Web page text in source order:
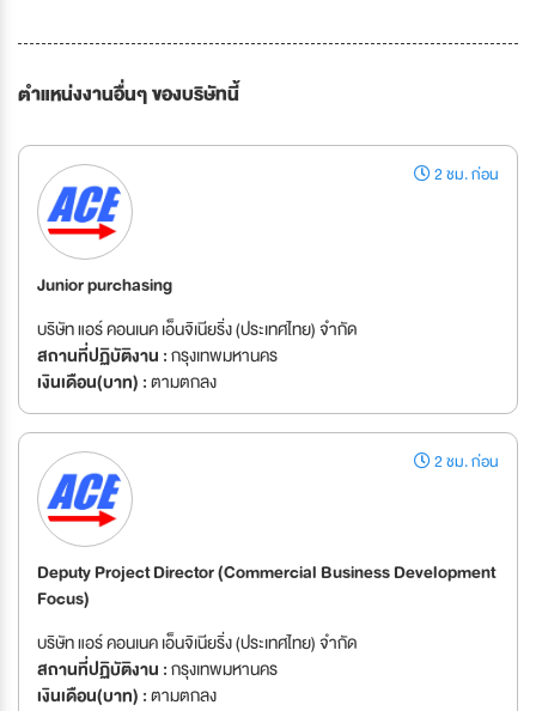
ตำแหน่งงานอื่นๆ ของบริษัทนี้
2 ชม. ก่อน
Junior purchasing
บริษัท แอร์ คอนเนค เอ็นจิเนียริ่ง (ประเทศไทย) จำกัด
สถานที่ปฏิบัติงาน :กรุงเทพมหานคร
เงินเดือน(บาท) :ตามตกลง
2 ชม. ก่อน
Deputy Project Director (Commercial Business Development
Focus)
บริษัท แอร์ คอนเนค เอ็นจิเนียริ่ง (ประเทศไทย) จำกัด
สถานที่ปฏิบัติงาน :กรุงเทพมหานคร
เงินเดือน(บาท) :ตามตกลง